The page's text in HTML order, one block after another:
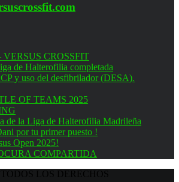
CROSSFIT
de Halterofilia completada
y uso del desfibrilador (DESA).
OF TEAMS 2025
de la Liga de Halterofilia Madrileña
por tu primer puesto !
Open 2025!
COMPARTIDA